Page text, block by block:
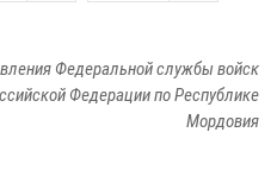
Федеральной службы войск
Федерации по Республике
Мордовия